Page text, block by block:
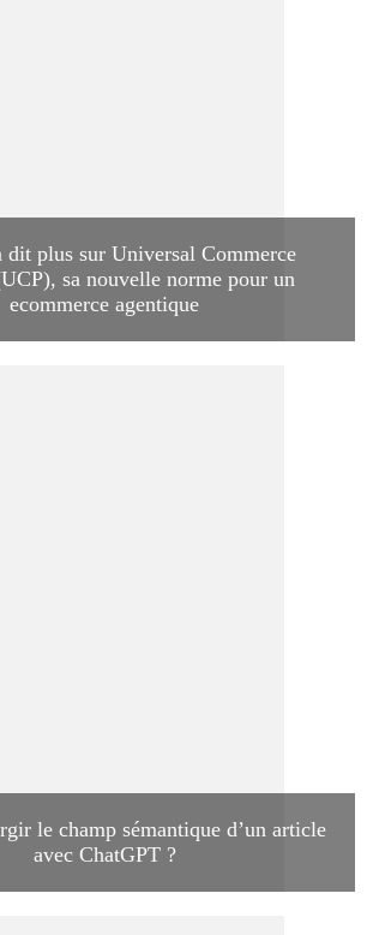
dit plus sur Universal Commerce
sa nouvelle norme pour un
ecommerce agentique
le champ sémantique d’un article
avec ChatGPT ?